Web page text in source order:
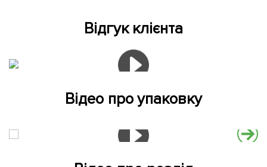
Відгук клієнта
Відео про упаковку